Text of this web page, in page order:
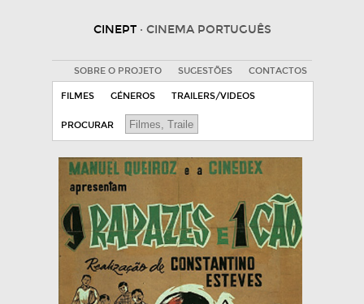
CINEPT · CINEMA PORTUGUÊS
SOBRE O PROJETO SUGESTÕES CONTACTOS
FILMES GÉNEROS TRAILERS/VIDEOS
PROCURAR